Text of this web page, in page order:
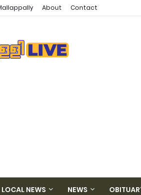
About Contact
LOCAL NEWS NEWS